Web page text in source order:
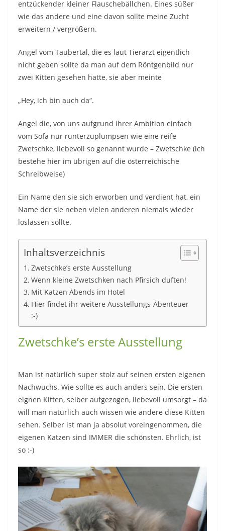
entzückender kleiner Flauschebällchen. Eines süßer
wie das andere und eine davon sollte meine Zucht
erweitern / vergrößern.
Angel vom Taubertal, die es laut Tierarzt eigentlich
nicht geben sollte da man auf dem Röntgenbild nur
zwei Kitten gesehen hatte, sie aber meinte
„Hey, ich bin auch da“.
Angel die, von uns aufgrund ihrer Ambition einfach
vom Sofa nur runterzuplumpsen wie eine reife
Zwetschke, liebevoll so genannt wurde – Zwetschke (ich
bestehe hier im übrigen auf die österreichische
Schreibweise)
Ein Name den sie sich erworben und verdient hat, ein
Name der sie neben vielen anderen niemals wieder
loslassen sollte.
Inhaltsverzeichnis
Zwetschke’s erste Ausstellung
Wenn kleine Zwetschken nach Pfirsich duften!
Mit Katzen Abends im Hotel
Hier findet ihr weitere Ausstellungs-Abenteuer
:-)
Zwetschke’s erste Ausstellung
Man ist natürlich super stolz auf seinen ersten eigenen
Nachwuchs. Wie sollte es auch anders sein. Die ersten
eignen Kitten, selber aufgezogen, liebevoll umsorgt – da
will man natürlich auch wissen wie andere diese Kitten
sehen. Selber ist man ja absolut voreingenommen, die
eigenen Katzen sind IMMER die schönsten. Ehrlich, ist
so :-)